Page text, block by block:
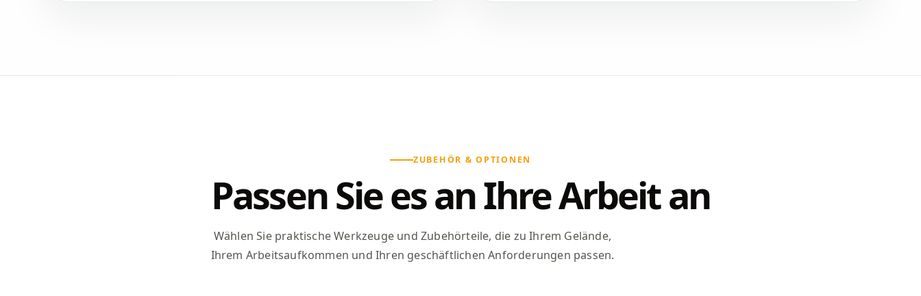
ZUBEHÖR & OPTIONEN
Passen Sie es an Ihre Arbeit an
Wählen Sie praktische Werkzeuge und Zubehörteile, die zu Ihrem Gelände,
Ihrem Arbeitsaufkommen und Ihren geschäftlichen Anforderungen passen.